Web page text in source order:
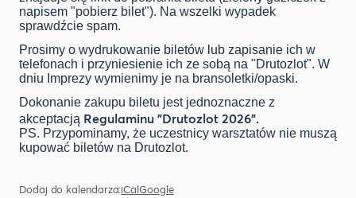
napisem "pobierz bilet"). Na wszelki wypadek
sprawdźcie spam.
Prosimy o wydrukowanie biletów lub zapisanie ich w
telefonach i przyniesienie ich ze sobą na "Drutozlot". W
dniu Imprezy wymienimy je na bransoletki/opaski.
Dokonanie zakupu biletu jest jednoznaczne z
akceptacją Regulaminu "Drutozlot 2026".
PS. Przypominamy, że uczestnicy warsztatów nie muszą
kupować biletów na Drutozlot.
Dodaj do kalendarza:iCalGoogle